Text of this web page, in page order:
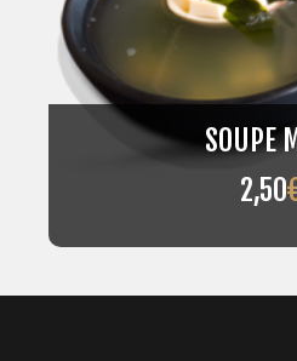
SOUPE
2,50